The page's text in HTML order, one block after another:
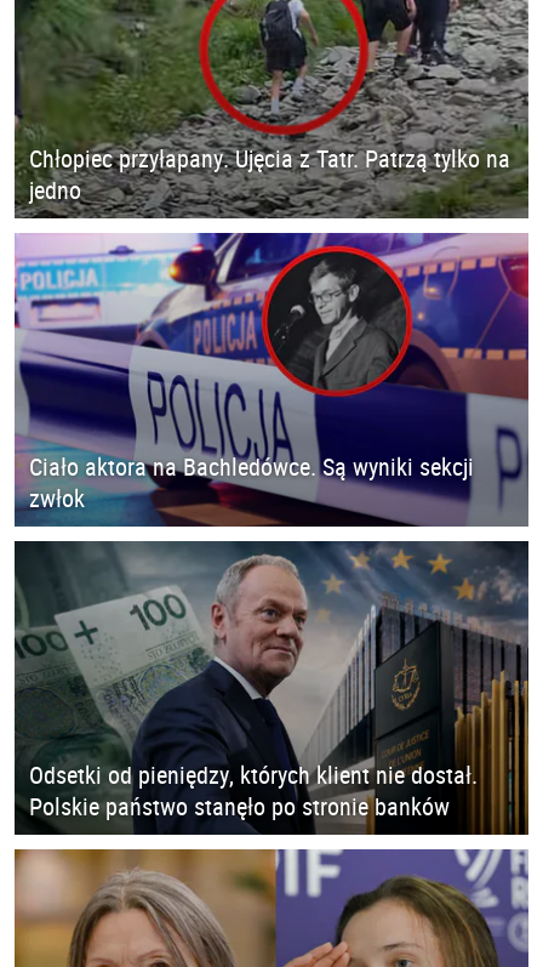
Chłopiec przyłapany. Ujęcia z Tatr. Patrzą tylko na
jedno
Ciało aktora na Bachledówce. Są wyniki sekcji
zwłok
Odsetki od pieniędzy, których klient nie dostał.
Polskie państwo stanęło po stronie banków